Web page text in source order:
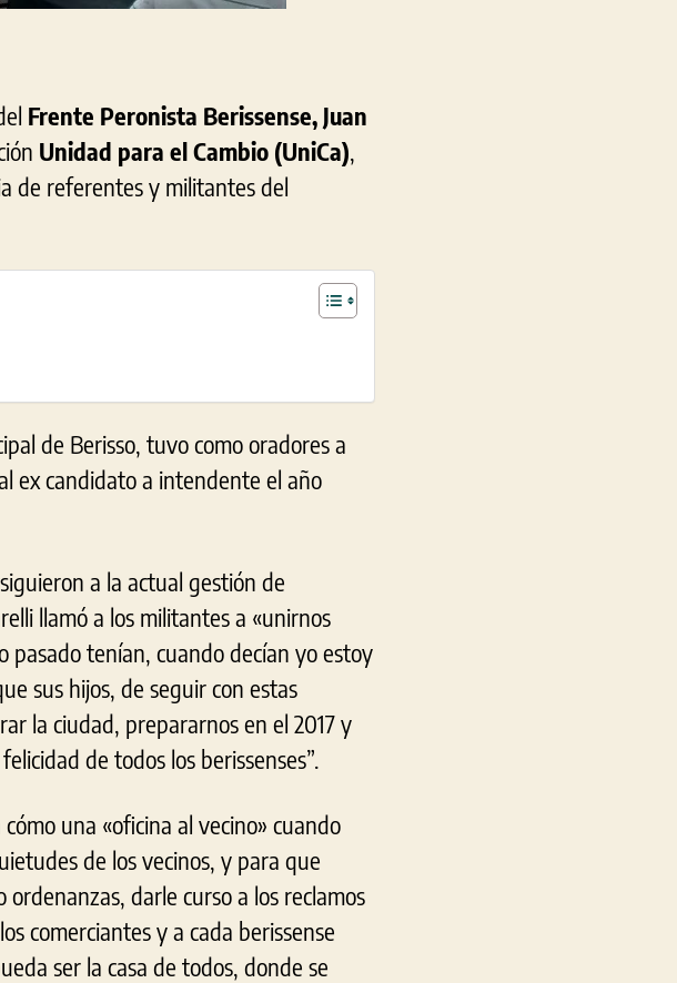
Frente Peronista Berissense, Juan
Unidad para el Cambio (UniCa)
de referentes y militantes del
de Berisso, tuvo como oradores a
ex candidato a intendente el año
a la actual gestión de
llamó a los militantes a «unirnos
pasado tenían, cuando decían yo estoy
sus hijos, de seguir con estas
la ciudad, prepararnos en el 2017 y
de todos los berissenses”.
una «oficina al vecino» cuando
de los vecinos, y para que
darle curso a los reclamos
comerciantes y a cada berissense
ser la casa de todos, donde se